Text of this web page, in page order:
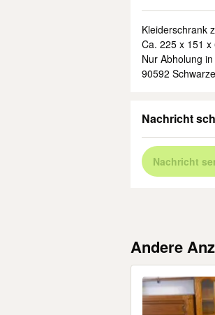
Kleiderschrank
Ca. 225 x 151 x
Nur Abholung in
90592
Nachricht
Nachricht
Andere